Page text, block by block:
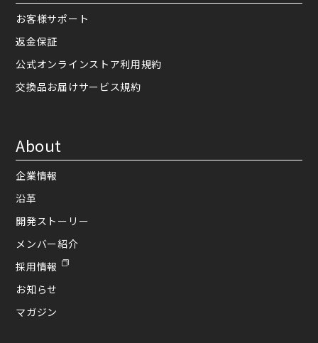
お客様サポート
返金保証
公式オンラインストア利用規約
交換品お届けサービス規約
About
企業情報
沿革
開発ストーリー
メンバー紹介
採用情報
お知らせ
マガジン